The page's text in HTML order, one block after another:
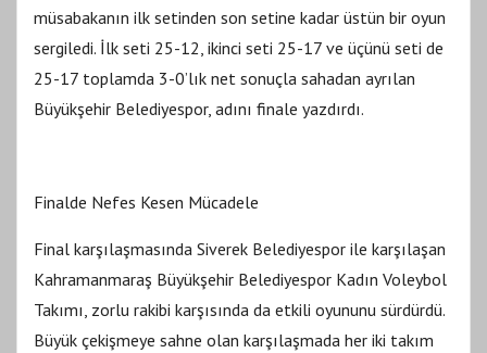
müsabakanın ilk setinden son setine kadar üstün bir oyun
sergiledi. İlk seti 25-12, ikinci seti 25-17 ve üçünü seti de
25-17 toplamda 3-0’lık net sonuçla sahadan ayrılan
Büyükşehir Belediyespor, adını finale yazdırdı.
Finalde Nefes Kesen Mücadele
Final karşılaşmasında Siverek Belediyespor ile karşılaşan
Kahramanmaraş Büyükşehir Belediyespor Kadın Voleybol
Takımı, zorlu rakibi karşısında da etkili oyununu sürdürdü.
Büyük çekişmeye sahne olan karşılaşmada her iki takım